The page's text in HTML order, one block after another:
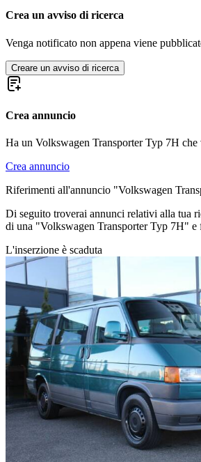
Volkswagen Passat
Volkswagen Polo
Volkswagen Tipo 3
Crea un avviso di ricerca
Venga notificato non appena viene
Creare un avviso di ricerca
Crea annuncio
Ha un Volkswagen Transporter Typ 7H
Crea annuncio
Riferimenti all'annuncio "Volkswagen
Di seguito troverai annunci relativi alla tua
di una "Volkswagen Transporter Typ 7H" e
L'inserzione è scaduta